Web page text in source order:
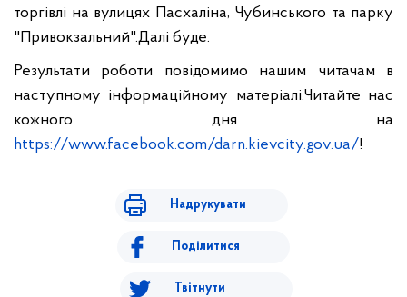
торгівлі на вулицях Пасхаліна, Чубинського та парку
"Привокзальний".Далі буде.
Результати роботи повідомимо нашим читачам в
наступному інформаційному матеріалі.Читайте нас
кожного дня на
https://www.facebook.com/darn.kievcity.gov.ua/!
Надрукувати
Поділитися
Твітнути